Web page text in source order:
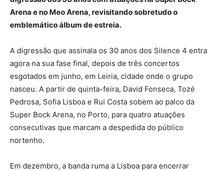
Arena e no Meo Arena, revisitando sobretudo o
emblemático álbum de estreia.
A digressão que assinala os 30 anos dos Silence 4 entra
agora na sua fase final, depois de três concertos
esgotados em junho, em Leiria, cidade onde o grupo
nasceu. A partir de quinta-feira, David Fonseca, Tozé
Pedrosa, Sofia Lisboa e Rui Costa sobem ao palco da
Super Bock Arena, no Porto, para quatro atuações
consecutivas que marcam a despedida do público
nortenho.
Em dezembro, a banda ruma a Lisboa para encerrar